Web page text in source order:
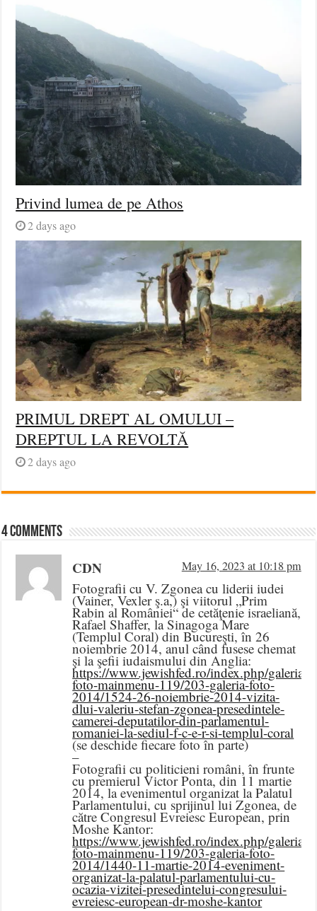
Privind lumea de pe Athos
2 days ago
PRIMUL DREPT AL OMULUI –
DREPTUL LA REVOLTĂ
2 days ago
4 comments
CDN May 16, 2023 at 10:18 pm
Fotografii cu V. Zgonea cu liderii iudei
(Vainer, Vexler ş.a,) şi viitorul „Prim
Rabin al României“ de cetăţenie israeliană,
Rafael Shaffer, la Sinagoga Mare
(Templul Coral) din Bucureşti, în 26
noiembrie 2014, anul când fusese chemat
şi la şefii iudaismului din Anglia:
https://www.jewishfed.ro/index.php/galeria-
foto-mainmenu-119/203-galeria-foto-
2014/1524-26-noiembrie-2014-vizita-
dlui-valeriu-stefan-zgonea-presedintele-
camerei-deputatilor-din-parlamentul-
romaniei-la-sediul-f-c-e-r-si-templul-coral
(se deschide fiecare foto în parte)
–
Fotografii cu politicieni români, în frunte
cu premierul Victor Ponta, din 11 martie
2014, la evenimentul organizat la Palatul
Parlamentului, cu sprijinul lui Zgonea, de
către Congresul Evreiesc European, prin
Moshe Kantor:
https://www.jewishfed.ro/index.php/galeria-
foto-mainmenu-119/203-galeria-foto-
2014/1440-11-martie-2014-eveniment-
organizat-la-palatul-parlamentului-cu-
ocazia-vizitei-presedintelui-congresului-
evreiesc-european-dr-moshe-kantor